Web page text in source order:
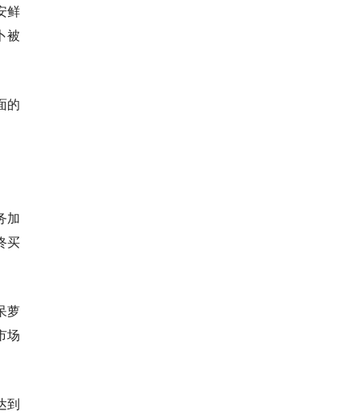
鲜
被
的
加
买
萝
场
到